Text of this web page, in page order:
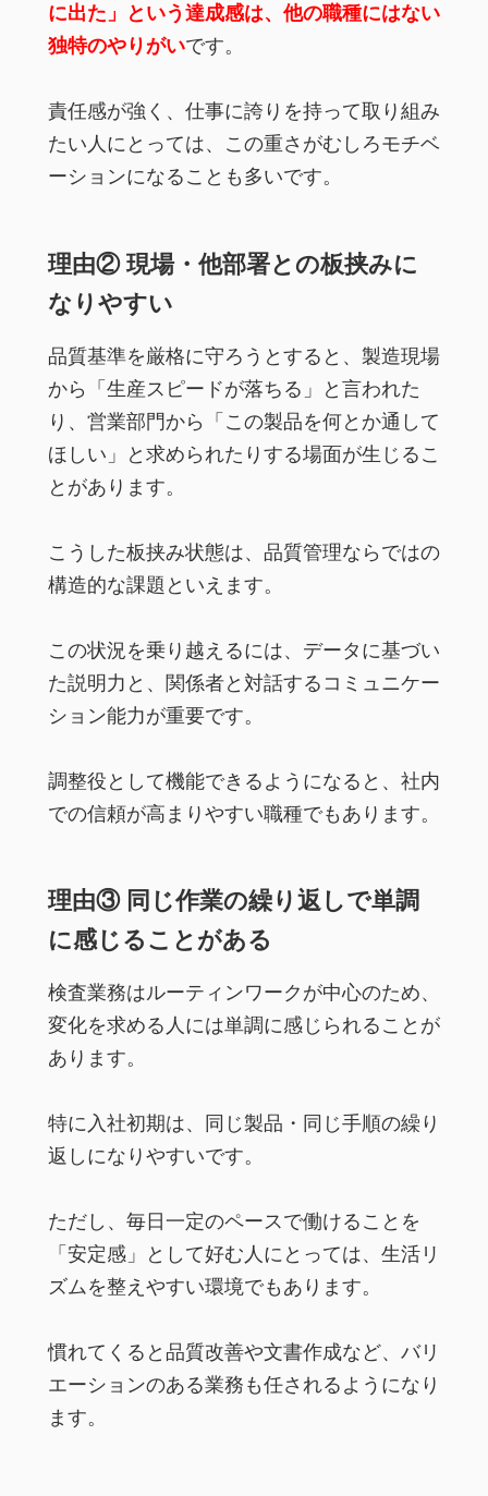
に出た」という達成感は、他の職種にはない
独特のやりがいです。
責任感が強く、仕事に誇りを持って取り組み
たい人にとっては、この重さがむしろモチベ
ーションになることも多いです。
理由② 現場・他部署との板挟みに
なりやすい
品質基準を厳格に守ろうとすると、製造現場
から「生産スピードが落ちる」と言われた
り、営業部門から「この製品を何とか通して
ほしい」と求められたりする場面が生じるこ
とがあります。
こうした板挟み状態は、品質管理ならではの
構造的な課題といえます。
この状況を乗り越えるには、データに基づい
た説明力と、関係者と対話するコミュニケー
ション能力が重要です。
調整役として機能できるようになると、社内
での信頼が高まりやすい職種でもあります。
理由③ 同じ作業の繰り返しで単調
に感じることがある
検査業務はルーティンワークが中心のため、
変化を求める人には単調に感じられることが
あります。
特に入社初期は、同じ製品・同じ手順の繰り
返しになりやすいです。
ただし、毎日一定のペースで働けることを
「安定感」として好む人にとっては、生活リ
ズムを整えやすい環境でもあります。
慣れてくると品質改善や文書作成など、バリ
エーションのある業務も任されるようになり
ます。